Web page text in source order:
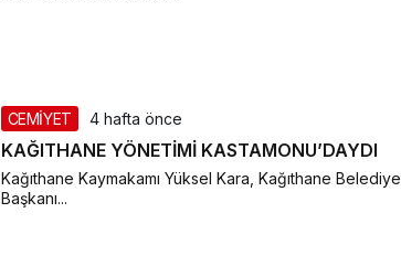
CEMİYET 4 hafta önce
KAĞITHANE YÖNETİMİ KASTAMONU’DAYDI
Kağıthane Kaymakamı Yüksel Kara, Kağıthane Belediye
Başkanı...